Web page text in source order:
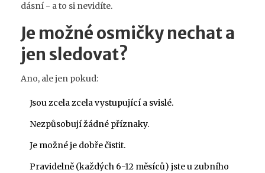
dásní - a to si nevidíte.
Je možné osmičky nechat a
jen sledovat?
Ano, ale jen pokud:
Jsou zcela zcela vystupující a svislé.
Nezpůsobují žádné příznaky.
Je možné je dobře čistit.
Pravidelně (každých 6-12 měsíců) jste u zubního